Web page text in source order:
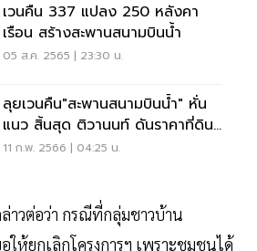
เวนคืน 337 แปลง 250 หลังคา
เรือน สร้างสะพานสนามบินนํ้า
05 ส.ค. 2565 | 23:30 น.
ลุยเวนคืน"สะพานสนามบินนํ้า" หั่น
แนว สิ้นสุด ติวานนท์ ดันราคาที่ดิน
พุ่ง
11 ก.พ. 2566 | 04:25 น.
าวต่อว่า กรณีที่กลุ่มชาวบ้าน
ห้ยกเลิกโครงการฯ เพราะชุมชนได้